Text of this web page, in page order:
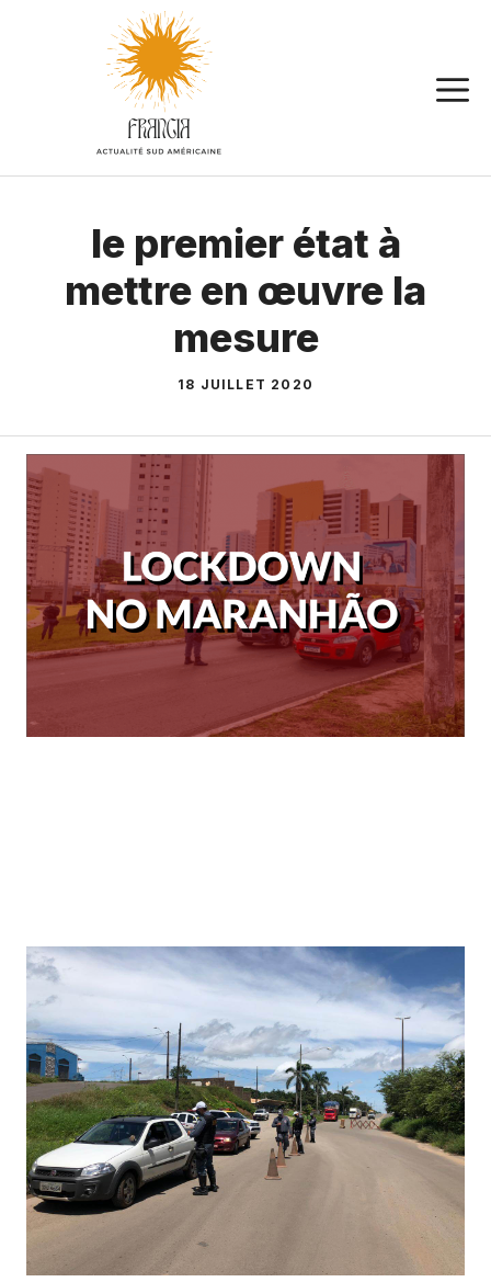
le premier état à
mettre en œuvre la
mesure
18 JUILLET 2020